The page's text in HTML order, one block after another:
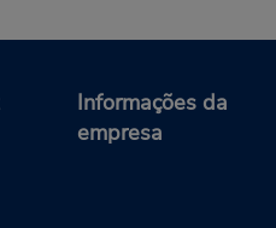
Informações da
empresa